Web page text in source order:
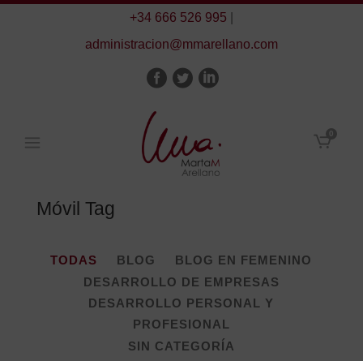
+34 666 526 995
administracion@mmarellano.com
0
Móvil Tag
TODAS BLOG
BLOG EN FEMENINO
DESARROLLO DE EMPRESAS
DESARROLLO PERSONAL Y
PROFESIONAL
SIN CATEGORÍA